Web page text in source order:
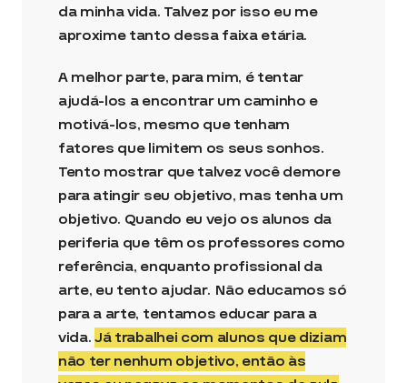
da minha vida. Talvez por isso eu me
aproxime tanto dessa faixa etária.
A melhor parte, para mim, é tentar
ajudá-los a encontrar um caminho e
motivá-los, mesmo que tenham
fatores que limitem os seus sonhos.
Tento mostrar que talvez você demore
para atingir seu objetivo, mas tenha um
objetivo. Quando eu vejo os alunos da
periferia que têm os professores como
referência, enquanto profissional da
arte, eu tento ajudar. Não educamos só
para a arte, tentamos educar para a
vida.Já trabalhei com alunos que diziam
não ter nenhum objetivo, então às